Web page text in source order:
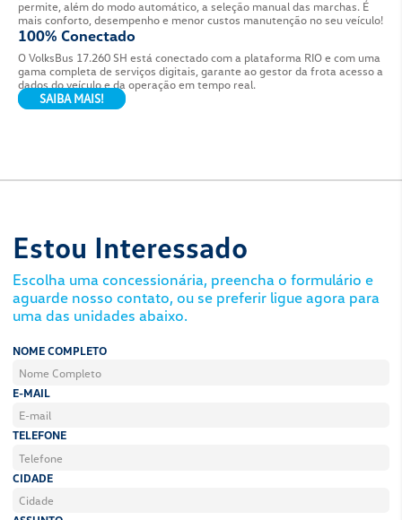
O novo VolksBus 17.260 possui uma maior
dianteiro, que proporciona um aumento da carga
Juntamento com o aumento de carga, também foi
novo sistema de direção com uma caixa de maior
configuração proporciona um menor esforço ao
maior durabilidade do componente.
com inúmeras vantagens que irão lhe proporcionar
+ Conforto
Com foco em conforto, o novo 17.260 possui como
pneumática completa (Full Air). Composta por 6
encaixe simples (conceito snap-on), esta opção
+ Tecnologia
O novo VolksBus 17.260 traz novo painel de
personalizar e deixar com os indicadores de sua
volante multifuncional garante acesso a tudo,
bluetooth e permite atender as ligações sem tirar
Mais tecnologia e inovação! Tudo interativo e
Nova Transmissão Automática